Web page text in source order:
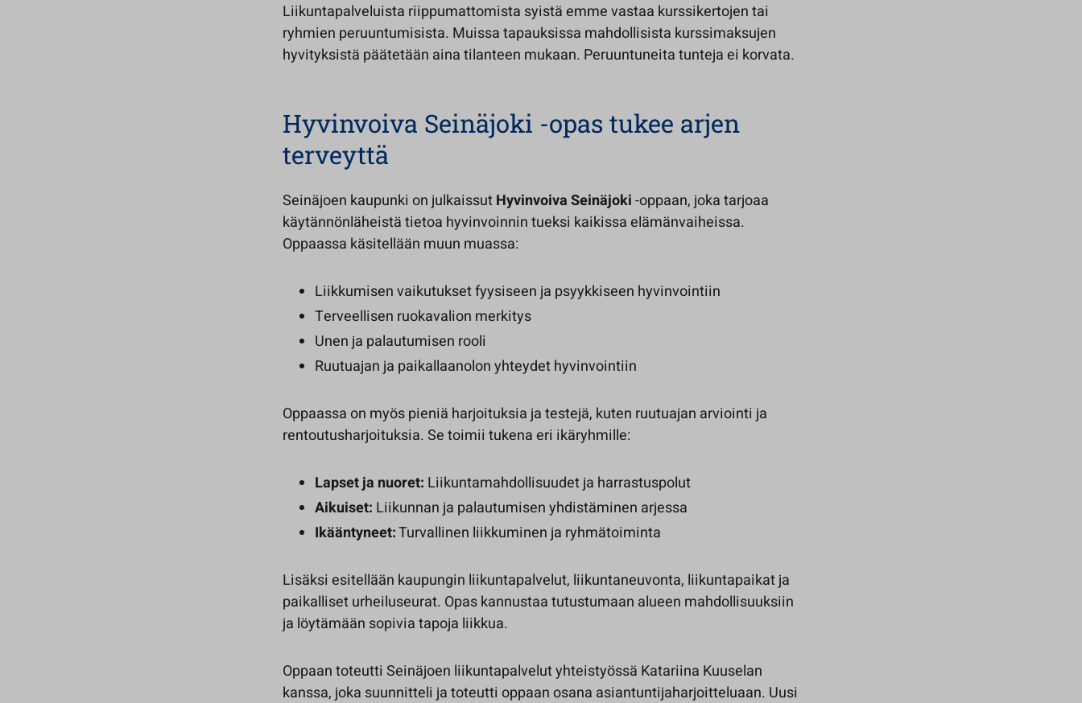
Liikuntapalveluista riippumattomista syistä emme vastaa kurssikertojen tai
ryhmien peruuntumisista. Muissa tapauksissa mahdollisista kurssimaksujen
hyvityksistä päätetään aina tilanteen mukaan. Peruuntuneita tunteja ei korvata.
Hyvinvoiva Seinäjoki -opas tukee arjen
terveyttä
Seinäjoen kaupunki on julkaissutHyvinvoiva Seinäjoki-oppaan, joka tarjoaa
käytännönläheistä tietoa hyvinvoinnin tueksi kaikissa elämänvaiheissa.
Oppaassa käsitellään muun muassa:
Liikkumisen vaikutukset fyysiseen ja psyykkiseen hyvinvointiin
Terveellisen ruokavalion merkitys
Unen ja palautumisen rooli
Ruutuajan ja paikallaanolon yhteydet hyvinvointiin
Oppaassa on myös pieniä harjoituksia ja testejä, kuten ruutuajan arviointi ja
rentoutusharjoituksia. Se toimii tukena eri ikäryhmille:
Lapset ja nuoret: Liikuntamahdollisuudet ja harrastuspolut
Aikuiset: Liikunnan ja palautumisen yhdistäminen arjessa
Ikääntyneet:Turvallinen liikkuminen ja ryhmätoiminta
Lisäksi esitellään kaupungin liikuntapalvelut, liikuntaneuvonta, liikuntapaikat ja
paikalliset urheiluseurat. Opas kannustaa tutustumaan alueen mahdollisuuksiin
ja löytämään sopivia tapoja liikkua.
Oppaan toteutti Seinäjoen liikuntapalvelut yhteistyössä Katariina Kuuselan
kanssa, joka suunnitteli ja toteutti oppaan osana asiantuntijaharjoitteluaan. Uusi